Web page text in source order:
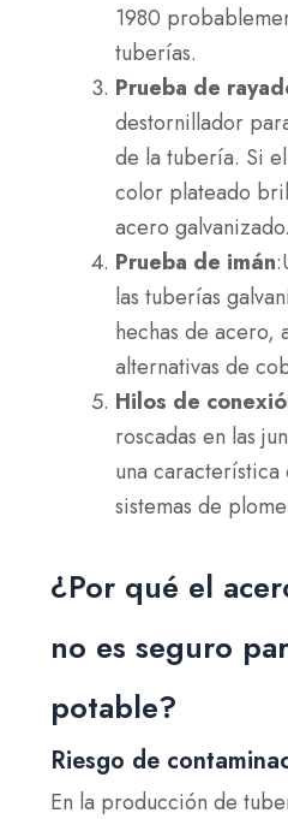
1980
tuberías.
Prueba de
destornillador
de la tubería. Si
color plateado
acero galvanizado.
Prueba de imán
las tuberías
hechas de acero,
alternativas de
Hilos de
roscadas en las
una característica
sistemas de
¿Por qué el
no es seguro
potable?
Riesgo de
En la producción de